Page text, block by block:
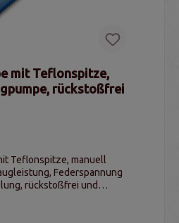
mit Teflonspitze,
rückstoßfrei
Teflonspitze, manuell
Federspannung
rückstoßfrei und